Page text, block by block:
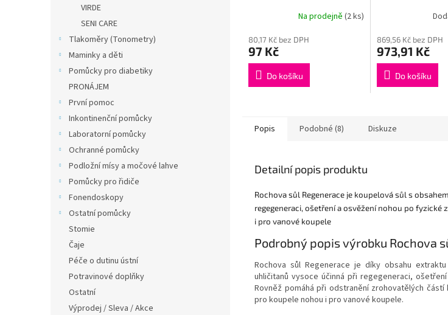
VIRDE
SENI CARE
Tlakoměry (Tonometry)
Maminky a děti
Pomůcky pro diabetiky
PRONÁJEM
První pomoc
Inkontinenční pomůcky
Laboratorní pomůcky
Ochranné pomůcky
Podložní mísy a močové lahve
Pomůcky pro řidiče
Fonendoskopy
Ostatní pomůcky
Stomie
Čaje
Péče o dutinu ústní
Potravinové doplňky
Ostatní
Výprodej / Sleva / Akce
produktu
je
3,4
5
Na prodejně (2 ks)
80,17 Kč bez DPH
97 Kč
Do košíku
869,56 Kč bez DPH
973,91 Kč
Do košíku
Popis Podobné (8) Diskuze
Detailní popis produktu
Rochova sůl Regenerace je koupelová sůl s
regegeneraci, ošetření a osvěžení nohou po fyzické
i pro vanové koupele
Podrobný popis výrobku Rochova
Rochova sůl Regenerace je díky obsahu
uhličitanů vysoce účinná při regegeneraci,
Rovněž pomáhá při odstranění zrohovatělých
pro koupele nohou i pro vanové koupele.